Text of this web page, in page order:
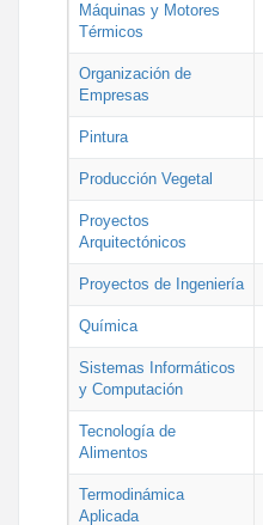
Máquinas y Motores
Térmicos
Organización de
Empresas
Pintura
Producción Vegetal
Proyectos
Arquitectónicos
Proyectos de Ingeniería
Química
Sistemas Informáticos
y Computación
Tecnología de
Alimentos
Termodinámica
Aplicada